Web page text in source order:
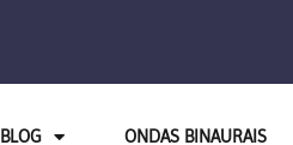
BLOG ONDAS BINAURAIS